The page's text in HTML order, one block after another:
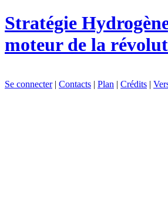
Stratégie
moteur de la
Se connecter| Contacts | Plan | Crédits |